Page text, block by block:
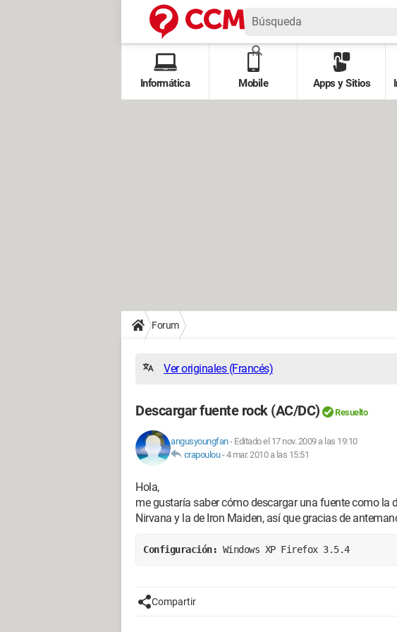
Informática Mobile Apps y Sitios
Forum
Ver originales (Francés)
Descargar fuente rock (AC/DC) Resuelto
angusyoungfan- Editado el 17 nov. 2009 a las 19:10
crapoulou-4 mar. 2010 a las 15:51
Hola,
me gustaría saber cómo descargar una fuente como la
Nirvana y la de Iron Maiden, así que gracias de
Configuración: Windows XP Firefox 3.5.4
Compartir